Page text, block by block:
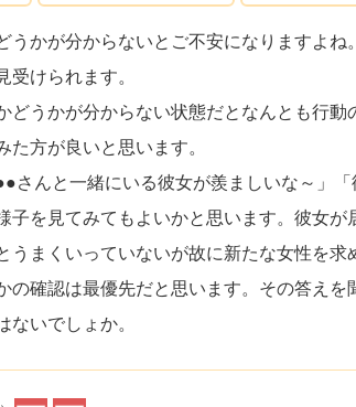
うかが分からないとご不安になりますよ
けられます。
どうかが分からない状態だとなんとも行動
方が良いと思います。
さんと一緒にいる彼女が羨ましいな～」
子を見てみてもよいかと思います。彼女
まくいっていないが故に新たな女性を求
の確認は最優先だと思います。その答え
ないでしょか。